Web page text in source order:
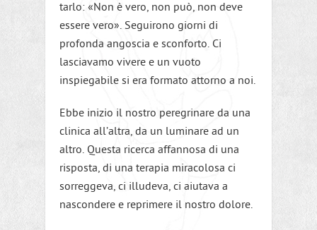
tarlo: «Non è vero, non può, non deve
essere vero». Seguirono giorni di
profonda angoscia e sconforto. Ci
lasciavamo vivere e un vuoto
inspiegabile si era formato attorno a noi.
Ebbe inizio il nostro peregrinare da una
clinica all’altra, da un luminare ad un
altro. Questa ricerca affannosa di una
risposta, di una terapia miracolosa ci
sorreggeva, ci illudeva, ci aiutava a
nascondere e reprimere il nostro dolore.